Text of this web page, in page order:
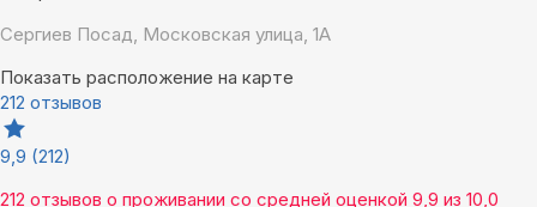
Сергиев Посад, Московская улица, 1А
Показать расположение на карте
212 отзывов
9,9 (212)
212 отзывов о проживании со средней оценкой 9,9 из 10,0